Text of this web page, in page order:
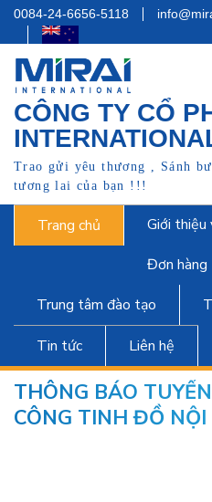
0084-24-6656-5118
CÔNG TY CỔ
Trao gửi yêu thương , Sánh
tương lai của bạn !!!
Trang chủ
Giới
Đơn hàng
Trung tâm đào tạo
Tin tức Liên hệ
THÔNG BÁO
CÔNG TINH ĐỒ